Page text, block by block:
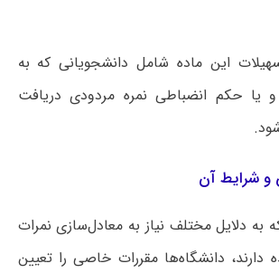
این ماده شامل دانشجویانی که به
یا حکم انضباطی نمره مردودی دریافت
و شرایط آن
به دلایل مختلف نیاز به معادل‌سازی نمرات
دارند، دانشگاه‌ها مقررات خاصی را تعیین